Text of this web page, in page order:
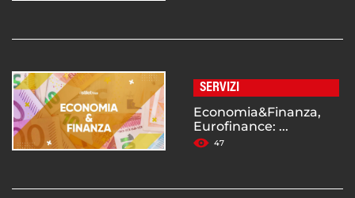
SERVIZI
Economia&Finanza,
Eurofinance: ...
47